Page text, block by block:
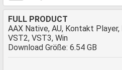
FULL PRODUCT
AAX Native, AU, Kontakt
VST2, VST3, Win
Download Größe: 6.54 GB